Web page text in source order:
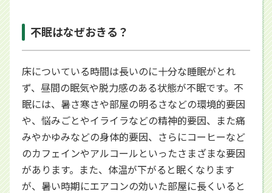
不眠はなぜおきる？
床についている時間は長いのに十分な睡眠がとれ
ず、昼間の眠気や脱力感のある状態が不眠です。不
眠には、暑さ寒さや部屋の明るさなどの環境的要因
や、悩みごとやイライラなどの精神的要因、また痛
みやかゆみなどの身体的要因、さらにコーヒーなど
のカフェインやアルコールといったさまざまな要因
があります。また、体温が下がると眠くなります
が、暑い時期にエアコンの効いた部屋に長くいると